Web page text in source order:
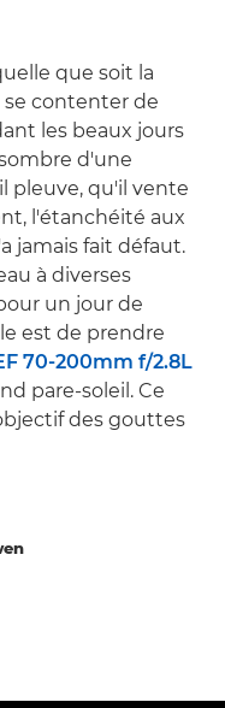
que soit la
se contenter de
les beaux jours
d'une
pleuve, qu'il vente
l'étanchéité aux
jamais fait défaut.
à diverses
un jour de
est de prendre
70-200mm f/2.8L
pare-soleil. Ce
des gouttes